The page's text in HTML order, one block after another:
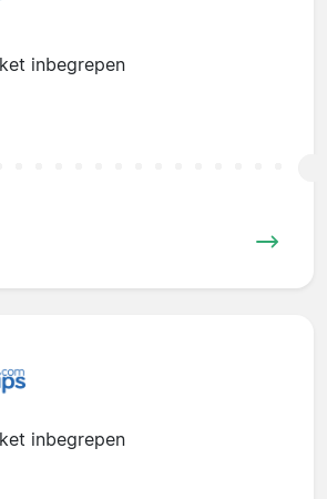
inbegrepen
inbegrepen